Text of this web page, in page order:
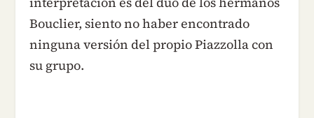
Bouclier, siento no haber encontrado
ninguna versión del propio Piazzolla con
su grupo.